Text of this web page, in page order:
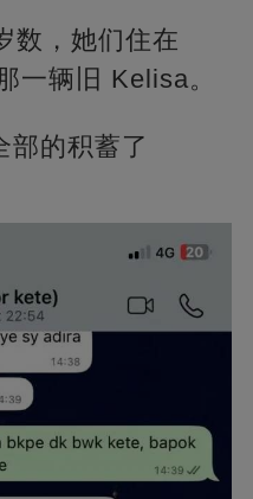
数，她们住在
一辆旧 Kelisa。
部的积蓄了